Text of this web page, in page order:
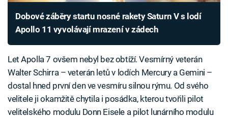
Dobové záběry startu nosné rakety Saturn V s lodí
Apollo 11 vyvolávají mrazení v zádech
Let Apolla 7 ovšem nebyl bez obtíží. Vesmírný veterán
Walter Schirra – veterán letů v lodích Mercury a Gemini –
dostal hned první den ve vesmíru silnou rýmu. Od svého
velitele ji okamžitě chytila i posádka, kterou tvořili pilot
velitelského modulu Donn Eisele a pilot lunárního modulu